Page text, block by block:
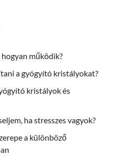
működik?
a gyógyító kristályokat?
kristályok és
ha stresszes vagyok?
a különböző